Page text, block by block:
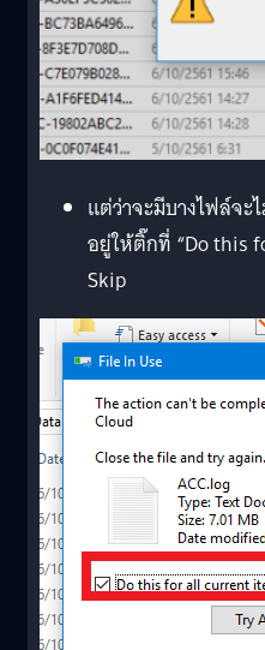
แต่ว่าจะมีบางไฟล์จะ
อยู่ให้ติ๊กที่ “Do this
Skip